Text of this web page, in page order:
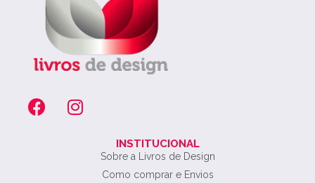
INSTITUCIONAL
Sobre a Livros de Design
Como comprar e Envios